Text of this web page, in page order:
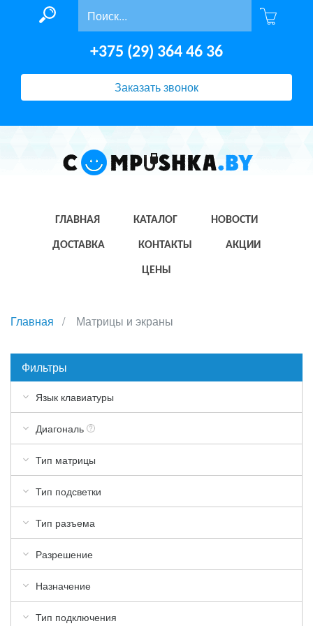
+375 (29) 364 46 36
Заказать звонок
ГЛАВНАЯ КАТАЛОГ НОВОСТИ
ДОСТАВКА КОНТАКТЫ АКЦИИ
ЦЕНЫ
Главная Матрицы и экраны
Фильтры
Язык клавиатуры
Диагональ
Тип матрицы
Тип подсветки
Тип разъема
Разрешение
Назначение
Тип подключения